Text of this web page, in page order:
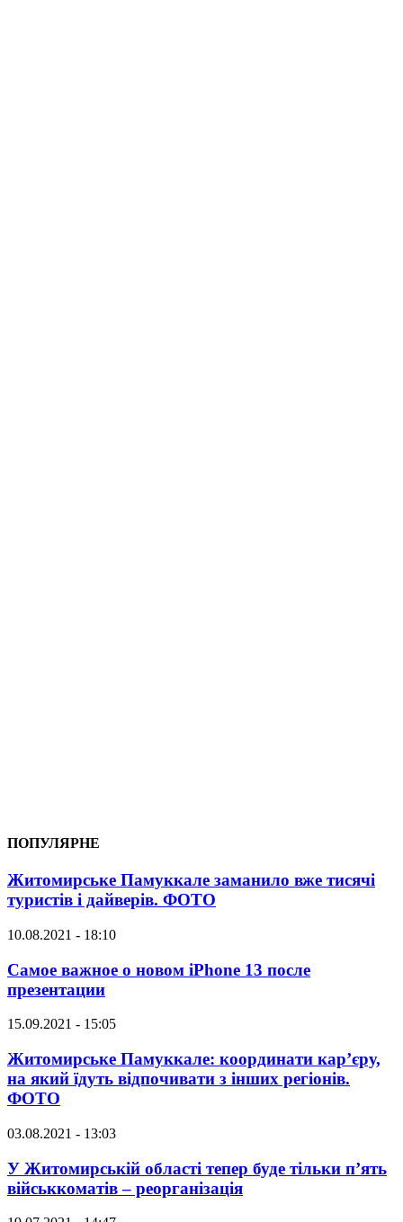
ПОПУЛЯРНЕ
Житомирське Памуккале заманило вже тисячі
туристів і дайверів. ФОТО
10.08.2021 - 18:10
Самое важное о новом iPhone 13 после
презентации
15.09.2021 - 15:05
Житомирське Памуккале: координати кар’єру,
на який їдуть відпочивати з інших регіонів.
ФОТО
03.08.2021 - 13:03
У Житомирській області тепер буде тільки п’ять
військкоматів – реорганізація